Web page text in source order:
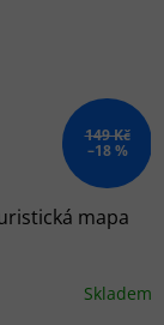
149 Kč
–18 %
mapa
Skladem